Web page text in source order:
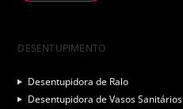
DESENTUPIMENTO
Desentupidora de Ralo
Desentupidora de Vasos Sanitários